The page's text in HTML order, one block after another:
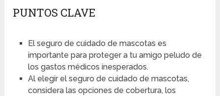
PUNTOS CLAVE
El seguro de cuidado de mascotas es
importante para proteger a tu amigo peludo de
los gastos médicos inesperados.
Al elegir el seguro de cuidado de mascotas,
considera las opciones de cobertura, los